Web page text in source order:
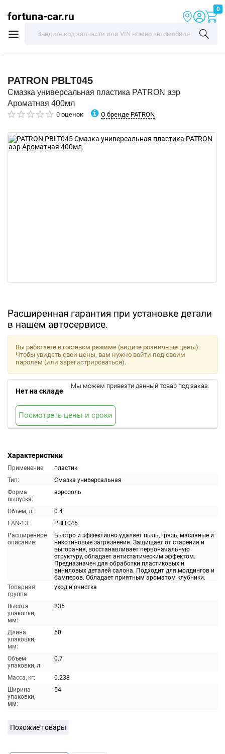
fortuna-car.ru
0
PATRON PBLT045
Смазка универсальная пластика PATRON аэр
Ароматная 400мл
0 оценок О бренде PATRON
Расширенная гарантия при установке детали
в нашем автосервисе.
Характеристики
Применение:
пластик
Тип:
Смазка универсальная
Форма
выпуска:
аэрозоль
Объём, л:
0.4
EAN-13:
PBLT045
Расширенное
описание:
Быстро и эффективно удаляет пыль, грязь, масляные и
никотиновые загрязнения. Защищает от старения и
выгорания, восстанавливает первоначальную
структуру, обладает антистатическим эффектом.
Предназначен для обработки пластиковых и
виниловых деталей салона. Подходит для молдингов и
бамперов. Обладает приятным ароматом клубники.
Товарная
группа:
уход и очистка
Высота
упаковки,
мм:
235
Длина
упаковки,
мм:
50
Объем
упаковки, л:
0.7
Масса, кг:
0.238
Ширина
упаковки,
мм:
54
Вы работаете в гостевом режиме (видите розничные цены).
Чтобы увидеть свои цены, вам нужно войти под своим
паролем (или зарегистрироваться).
Нет на складе
Мы можем привезти данный товар под заказ.
Посмотреть цены и сроки
Похожие товары